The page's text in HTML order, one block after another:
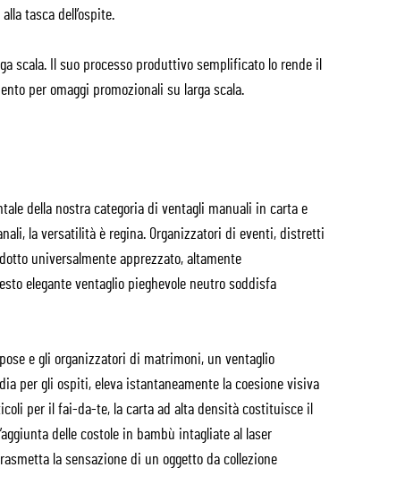
tasca dell’ospite.
scala. Il suo processo produttivo semplificato lo rende il
per omaggi promozionali su larga scala.
della nostra categoria di ventagli manuali in carta e
la versatilità è regina. Organizzatori di eventi, distretti
universalmente apprezzato, altamente
elegante ventaglio pieghevole neutro soddisfa
e gli organizzatori di matrimoni, un ventaglio
per gli ospiti, eleva istantaneamente la coesione visiva
per il fai-da-te, la carta ad alta densità costituisce il
delle costole in bambù intagliate al laser
la sensazione di un oggetto da collezione